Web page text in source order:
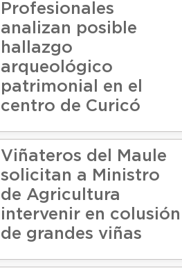
Profesionales
analizan posible
hallazgo
arqueológico
patrimonial en el
centro de Curicó
Viñateros del Maule
solicitan a Ministro
de Agricultura
intervenir en colusión
de grandes viñas